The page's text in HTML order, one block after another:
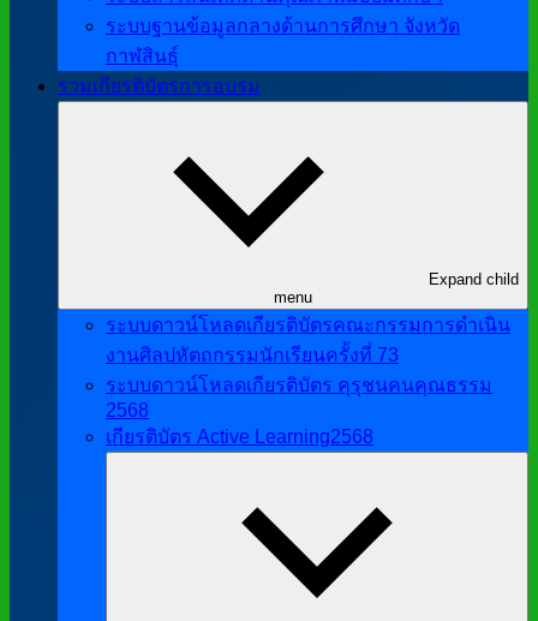
ระบบฐานข้อมูลกลางด้านการศึกษา จังหวัด
กาฬสินธุ์
รวมเกียรติบัตรการอบรม
Expand child
menu
ระบบดาวน์โหลดเกียรติบัตรคณะกรรมการดำเนิน
งานศิลปหัตถกรรมนักเรียนครั้งที่ 73
ระบบดาวน์โหลดเกียรติบัตร คุรุชนคนคุณธรรม
2568
เกียรติบัตร Active Learning2568